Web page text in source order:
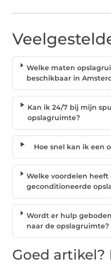
Welke maten
beschikbaar in
Kan ik 24/7 bij mijn
opslagruimte?
Hoe snel kan ik een
Welke voordelen heeft
geconditioneerde
Wordt er hulp
naar de opslagruimte?
Goed artikel?